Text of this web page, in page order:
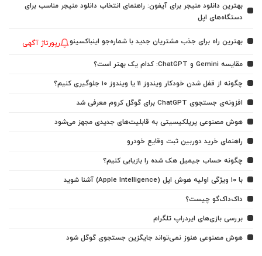
بهترین دانلود منیجر برای آیفون: راهنمای انتخاب دانلود منیجر مناسب برای
دستگاه‌های اپل
بهترین راه برای جذب مشتریان جدید با شماره‌جو اینباکسینو رپورتاژ آگهی
مقایسه Gemini و ChatGPT: کدام یک بهتر است؟
چگونه از قفل شدن خودکار ویندوز 11 یا ویندوز 10 جلوگیری کنیم؟
افزونه‌ی جستجوی ChatGPT برای گوگل کروم معرفی شد
هوش مصنوعی پرپلکیسیتی به قابلیت‌های جدیدی مجهز می‌شود
راهنمای خرید دوربین ثبت وقایع خودرو
چگونه حساب جیمیل هک شده را بازیابی کنیم؟
با ۱۰ ویژگی اولیه هوش اپل (Apple Intelligence) آشنا شوید
داک‌داک‌گو چیست؟
بررسی بازی‌های ایردراپ تلگرام
هوش مصنوعی هنوز نمی‌تواند جایگزین جستجوی گوگل شود